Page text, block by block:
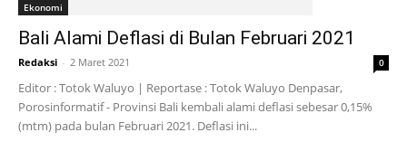
Ekonomi
Bali Alami Deflasi di Bulan Februari 2021
Redaksi - 2 Maret 2021 0
Editor : Totok Waluyo | Reportase : Totok Waluyo Denpasar,
Porosinformatif - Provinsi Bali kembali alami deflasi sebesar 0,15%
(mtm) pada bulan Februari 2021. Deflasi ini...